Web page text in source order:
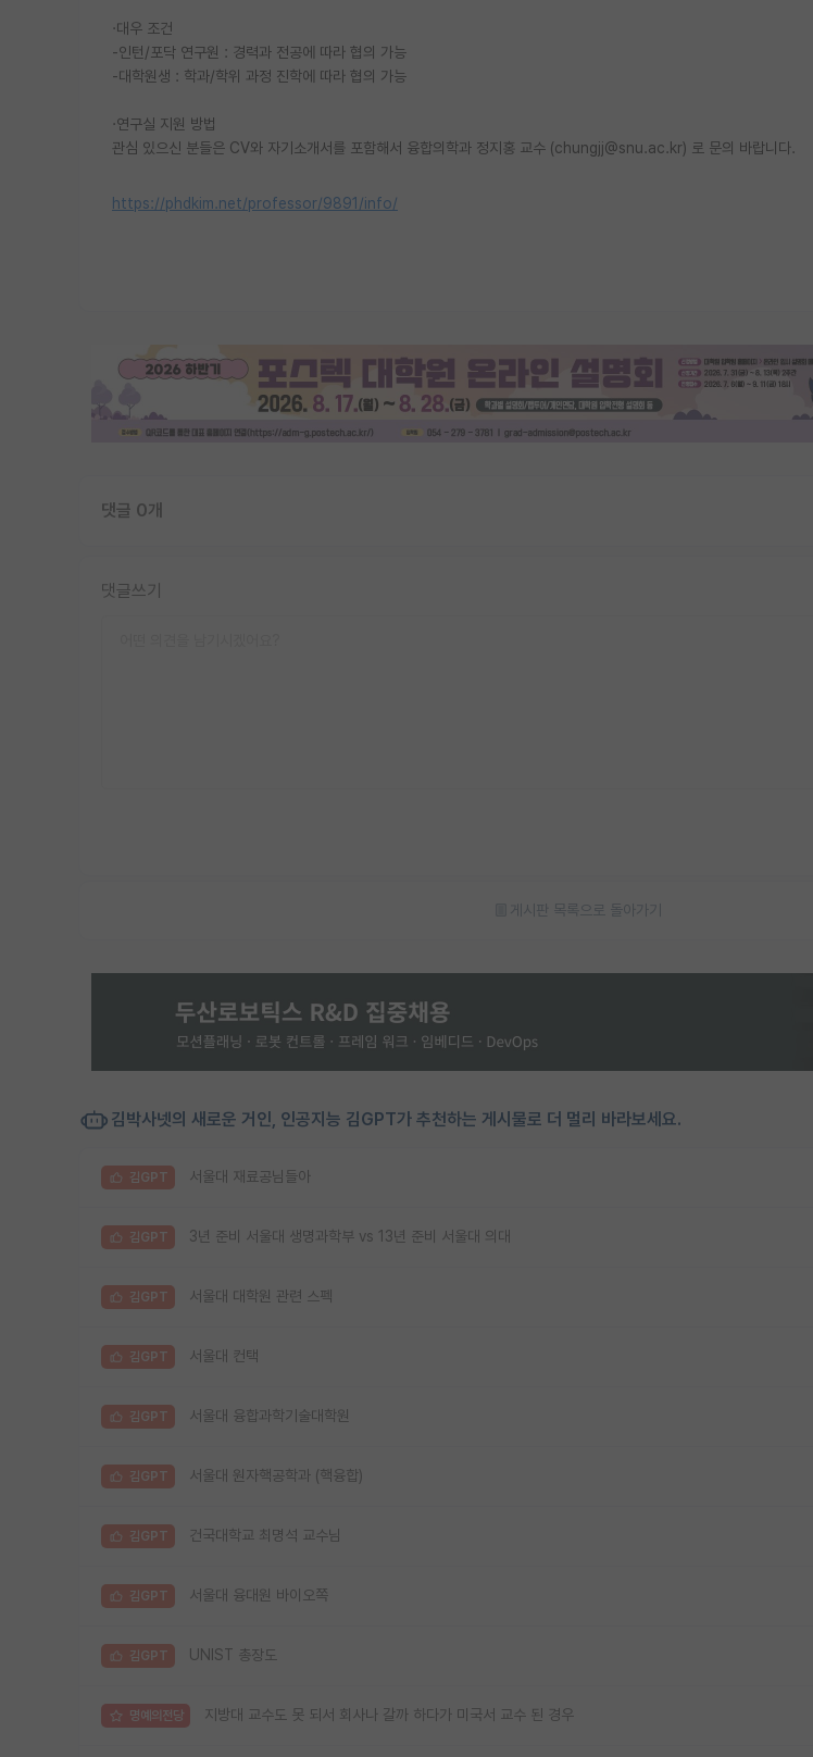
·대우 조건
-인턴/포닥 연구원 : 경력과 전공에 따라 협의 가능
-대학원생 : 학과/학위 과정 진학에 따라 협의 가능
·연구실 지원 방법
관심 있으신 분들은 CV와 자기소개서를 포함해서 융합의학과 정지홍 교수 (chungjj@snu.ac.kr) 로 문의 바랍니다.
https://phdkim.net/professor/9891/info/
댓글 0개
댓글쓰기
게시판 목록으로 돌아가기
김박사넷의 새로운 거인, 인공지능 김GPT가 추천하는 게시물로 더 멀리 바라보세요.
김GPT 서울대 재료공님들아
김GPT 3년 준비 서울대 생명과학부 vs 13년 준비 서울대 의대
김GPT 서울대 대학원 관련 스펙
김GPT 서울대 컨택
김GPT 서울대 융합과학기술대학원
김GPT 서울대 원자핵공학과 (핵융합)
김GPT 건국대학교 최명석 교수님
김GPT 서울대 융대원 바이오쪽
김GPT UNIST 총장도
명예의전당 지방대 교수도 못 되서 회사나 갈까 하다가 미국서 교수 된 경우